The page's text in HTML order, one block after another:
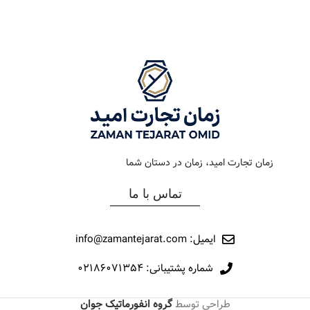
کرنوگراف
رفرانس 154
جنس بند
نوع ساعت
رفرانس
برند
زمان تجارت امید، زمان در دستان شما
تماس با ما
ایمیل: info@zamantejarat.com
شماره پشتیبانی: ۰۲۱۸۶۰۷۱۳۵۴
طراحی توسطگروه انفورماتیک جوان